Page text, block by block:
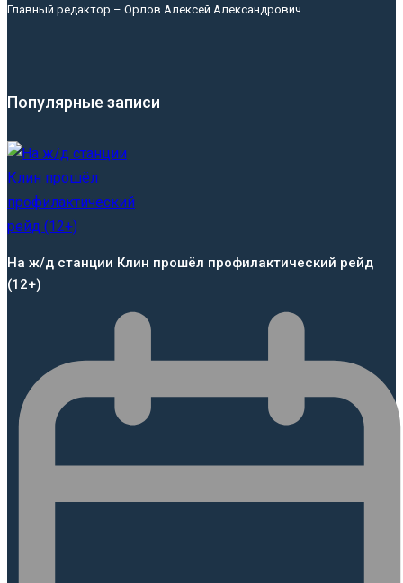
Главный редактор – Орлов Алексей Александрович
Популярные записи
На ж/д станции Клин прошёл профилактический рейд
(12+)